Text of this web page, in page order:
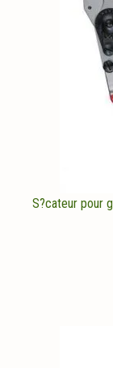
S?cateur pour